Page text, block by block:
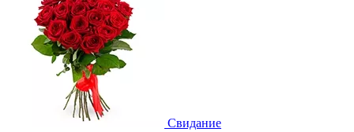
Свидание